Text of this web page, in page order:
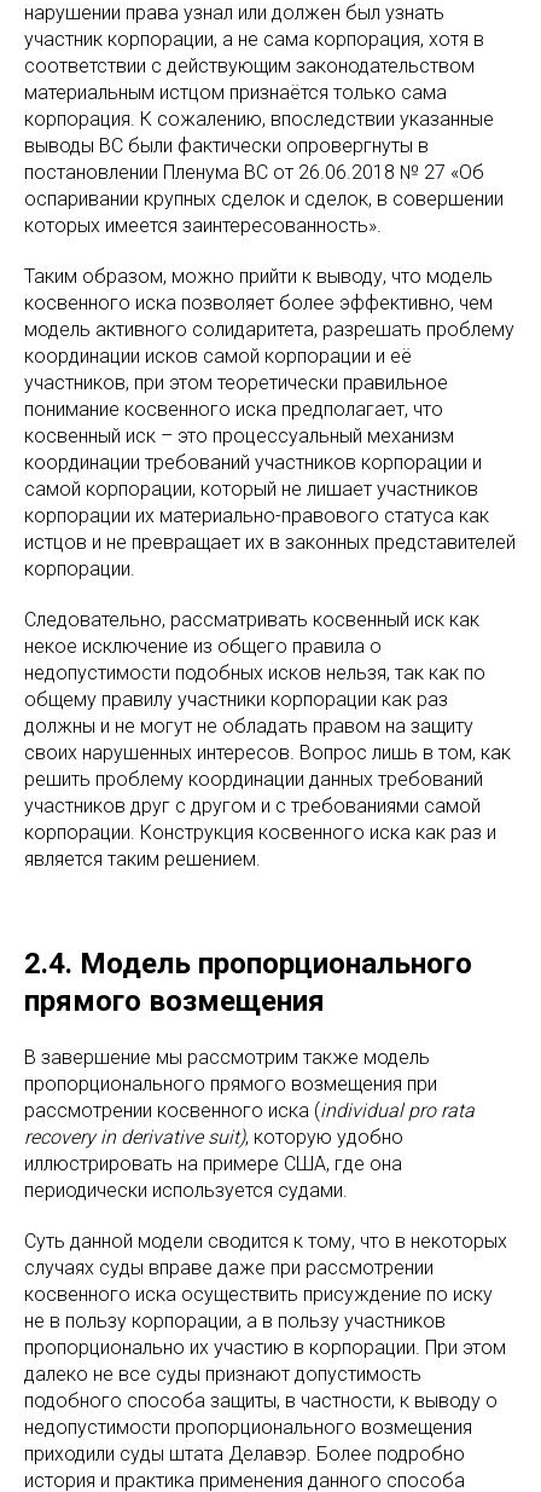
нарушении права узнал или должен был узнать
участник корпорации, а не сама корпорация, хотя в
соответствии с действующим законодательством
материальным истцом признаётся только сама
корпорация. К сожалению, впоследствии указанные
выводы ВС были фактически опровергнуты в
постановлении Пленума ВС от 26.06.2018 № 27 «Об
оспаривании крупных сделок и сделок, в совершении
которых имеется заинтересованность».
Таким образом, можно прийти к выводу, что модель
косвенного иска позволяет более эффективно, чем
модель активного солидаритета, разрешать проблему
координации исков самой корпорации и её
участников, при этом теоретически правильное
понимание косвенного иска предполагает, что
косвенный иск – это процессуальный механизм
координации требований участников корпорации и
самой корпорации, который не лишает участников
корпорации их материально-правового статуса как
истцов и не превращает их в законных представителей
корпорации.
Следовательно, рассматривать косвенный иск как
некое исключение из общего правила о
недопустимости подобных исков нельзя, так как по
общему правилу участники корпорации как раз
должны и не могут не обладать правом на защиту
своих нарушенных интересов. Вопрос лишь в том, как
решить проблему координации данных требований
участников друг с другом и с требованиями самой
корпорации. Конструкция косвенного иска как раз и
является таким решением.
2.4. Модель пропорционального
прямого возмещения
В завершение мы рассмотрим также модель
пропорционального прямого возмещения при
рассмотрении косвенного иска (individual pro rata
recovery in derivative suit), которую удобно
иллюстрировать на примере США, где она
периодически используется судами.
Суть данной модели сводится к тому, что в некоторых
случаях суды вправе даже при рассмотрении
косвенного иска осуществить присуждение по иску
не в пользу корпорации, а в пользу участников
пропорционально их участию в корпорации. При этом
далеко не все суды признают допустимость
подобного способа защиты, в частности, к выводу о
недопустимости пропорционального возмещения
приходили суды штата Делавэр. Более подробно
история и практика применения данного способа